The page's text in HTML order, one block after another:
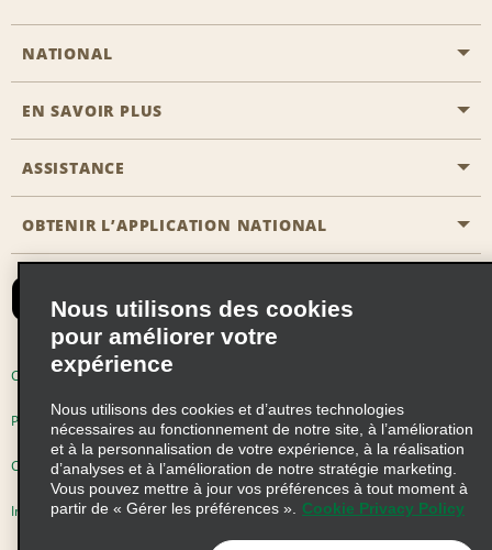
NATIONAL
Passer une réservation
Solutions pour les professionnels
EN SAVOIR PLUS
Carrière
ASSISTANCE
Accessibilité
Nous contacter
Recevoir des offres par email
OBTENIR L’APPLICATION NATIONAL
Conditions d’utilisation
Politique d’utilisation des cookies
Choix de confidentialité
Information précontractuelle
Nous utilisons des cookies
pour améliorer votre
expérience
Nous utilisons des cookies et d’autres technologies
nécessaires au fonctionnement de notre site, à l’amélioration
et à la personnalisation de votre expérience, à la réalisation
d’analyses et à l’amélioration de notre stratégie marketing.
Vous pouvez mettre à jour vos préférences à tout moment à
partir de « Gérer les préférences ».
Cookie Privacy Policy